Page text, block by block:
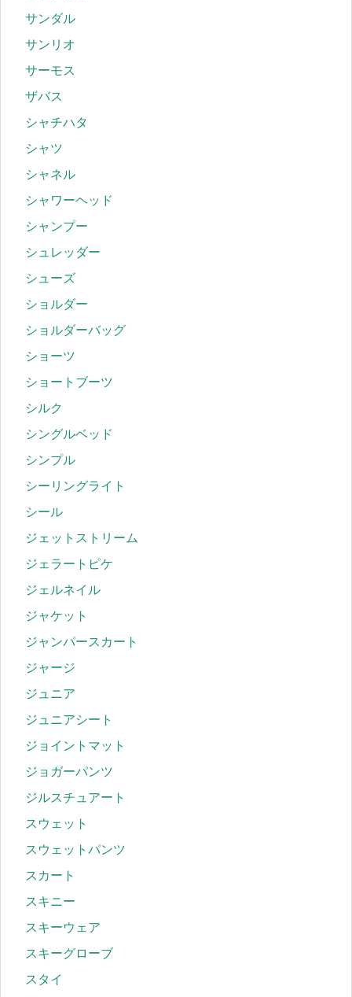
サンダル
サンリオ
サーモス
ザバス
シャチハタ
シャツ
シャネル
シャワーヘッド
シャンプー
シュレッダー
シューズ
ショルダー
ショルダーバッグ
ショーツ
ショートブーツ
シルク
シングルベッド
シンプル
シーリングライト
シール
ジェットストリーム
ジェラートピケ
ジェルネイル
ジャケット
ジャンパースカート
ジャージ
ジュニア
ジュニアシート
ジョイントマット
ジョガーパンツ
ジルスチュアート
スウェット
スウェットパンツ
スカート
スキニー
スキーウェア
スキーグローブ
スタイ